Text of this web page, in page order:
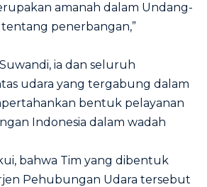
amanah dalam Undang-
penerbangan,”
ia dan seluruh
udara yang tergabung dalam
bentuk pelayanan
Indonesia dalam wadah
bahwa Tim yang dibentuk
Pehubungan Udara tersebut